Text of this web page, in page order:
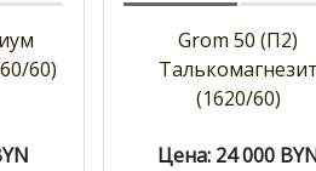
60)
Grom 50 (П2)
Талькомагнезит
(1620/60)
Цена: 24 000